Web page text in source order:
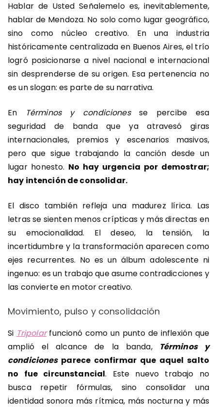
Hablar de Usted Señalemelo es, inevitablemente,
hablar de Mendoza. No solo como lugar geográfico,
sino como núcleo creativo. En una industria
históricamente centralizada en Buenos Aires, el trío
logró posicionarse a nivel nacional e internacional
sin desprenderse de su origen. Esa pertenencia no
es un slogan: es parte de su narrativa.
En Términos y condicionesse percibe esa
seguridad de banda que ya atravesó giras
internacionales, premios y escenarios masivos,
pero que sigue trabajando la canción desde un
lugar honesto. No hay urgencia por demostrar;
hay intención de consolidar.
El disco también refleja una madurez lírica. Las
letras se sienten menos crípticas y más directas en
su emocionalidad. El deseo, la tensión, la
incertidumbre y la transformación aparecen como
ejes recurrentes. No es un álbum adolescente ni
ingenuo: es un trabajo que asume contradicciones y
las convierte en motor creativo.
Movimiento, pulso y consolidación
Si Tripolarfuncionó como un punto de inflexión que
amplió el alcance de la banda,
Términos y
condicionesparece confirmar que aquel salto
no fue circunstancial. Este nuevo trabajo no
busca repetir fórmulas, sino consolidar una
identidad sonora más rítmica, más nocturna y más